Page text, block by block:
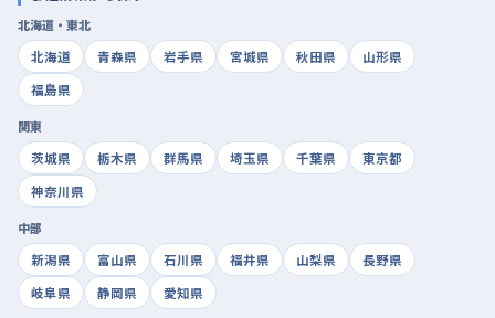
北海道・東北
北海道
青森県 岩手県 宮城県 秋田県
山形県
福島県
関東
茨城県
栃木県 群馬県 埼玉県 千葉県
東京都
神奈川県
中部
新潟県
富山県 石川県 福井県 山梨県
長野県
岐阜県
静岡県 愛知県